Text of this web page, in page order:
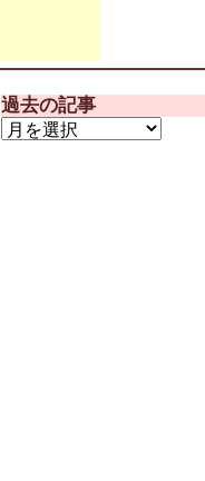
過去の記事